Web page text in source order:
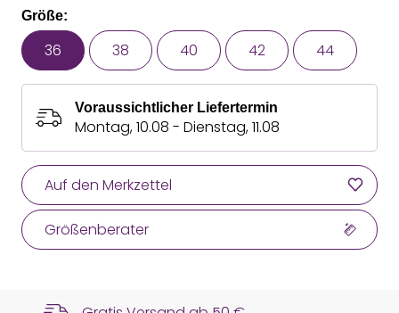
Größe:
36 38 40 42 44
Voraussichtlicher Liefertermin
Montag, 10.08 - Dienstag, 11.08
Auf den Merkzettel
Größenberater